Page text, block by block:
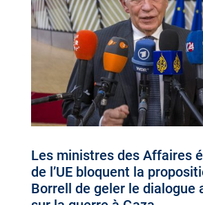
Les ministres des Affaires
de l’UE bloquent la
Borrell de geler le dialogue